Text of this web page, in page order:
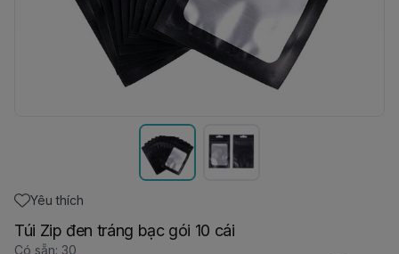
Yêu thích
Túi Zip đen tráng bạc gói 10 cái
Có sẵn: 30